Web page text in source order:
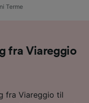
Terme
fra Viareggio
fra Viareggio til